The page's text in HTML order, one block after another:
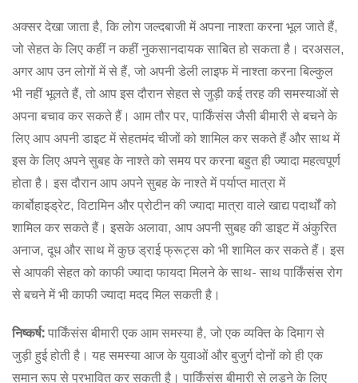
अक्सर देखा जाता है, कि लोग जल्दबाजी में अपना नाश्ता करना भूल जाते हैं,
जो सेहत के लिए कहीं न कहीं नुकसानदायक साबित हो सकता है। दरअसल,
अगर आप उन लोगों में से हैं, जो अपनी डेली लाइफ में नाश्ता करना बिल्कुल
भी नहीं भूलते हैं, तो आप इस दौरान सेहत से जुड़ी कई तरह की समस्याओं से
अपना बचाव कर सकते हैं। आम तौर पर, पार्किंसंस जैसी बीमारी से बचने के
लिए आप अपनी डाइट में सेहतमंद चीजों को शामिल कर सकते हैं और साथ में
इस के लिए अपने सुबह के नाश्ते को समय पर करना बहुत ही ज्यादा महत्वपूर्ण
होता है। इस दौरान आप अपने सुबह के नाश्ते में पर्याप्त मात्रा में
कार्बोहाइड्रेट, विटामिन और प्रोटीन की ज्यादा मात्रा वाले खाद्य पदार्थों को
शामिल कर सकते हैं। इसके अलावा, आप अपनी सुबह की डाइट में अंकुरित
अनाज, दूध और साथ में कुछ ड्राई फ्रूट्स को भी शामिल कर सकते हैं। इस
से आपकी सेहत को काफी ज्यादा फायदा मिलने के साथ- साथ पार्किंसंस रोग
से बचने में भी काफी ज्यादा मदद मिल सकती है।
निष्कर्ष: पार्किंसंस बीमारी एक आम समस्या है, जो एक व्यक्ति के दिमाग से
जुड़ी हुई होती है। यह समस्या आज के युवाओं और बुजुर्ग दोनों को ही एक
समान रूप से प्रभावित कर सकती है। पार्किंसंस बीमारी से लड़ने के लिए